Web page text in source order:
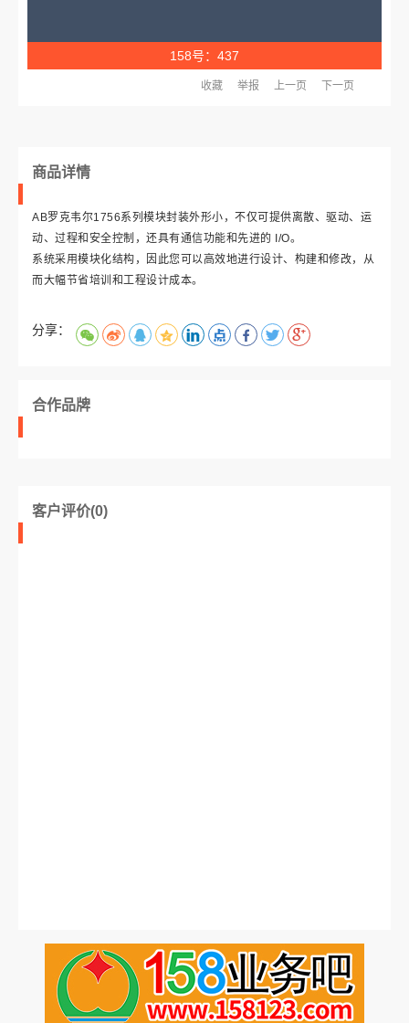
158号：437
收藏 举报 上一页 下一页
商品详情
AB罗克韦尔1756系列模块封装外形小，不仅可提供离散、驱动、运
动、过程和安全控制，还具有通信功能和先进的 I/O。
系统采用模块化结构，因此您可以高效地进行设计、构建和修改，从
而大幅节省培训和工程设计成本。
分享：
合作品牌
客户评价(0)